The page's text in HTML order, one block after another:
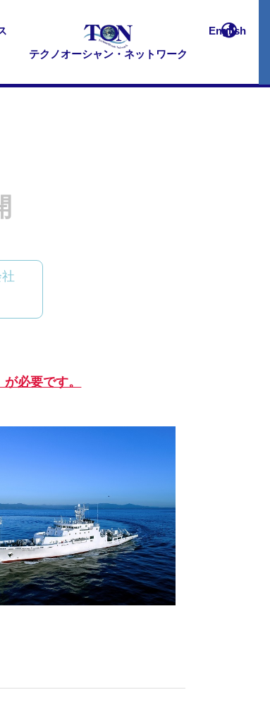
テクノオーシャン・ネットワーク
English
必要です。